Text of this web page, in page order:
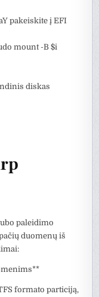
pakeiskite į EFI
mount -B $i
diskas
paleidimo
duomenų iš
formato particiją,